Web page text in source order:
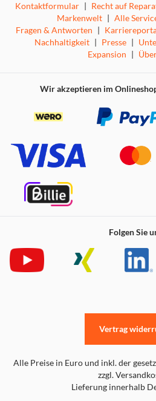
Kontaktformular | Recht auf
Markenwelt | Alle
Fragen & Antworten |
Nachhaltigkeit | Presse |
Expansion |
Wir akzeptieren im
Folgen Sie
Alle Preise in Euro und inkl. der
zzgl.
Lieferung innerhalb
Vertrag